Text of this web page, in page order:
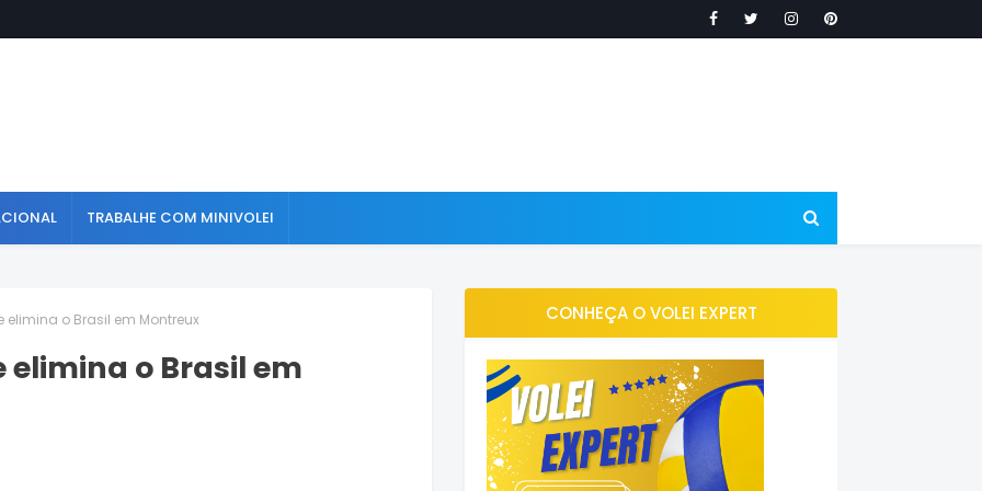
TRABALHE COM MINIVOLEI
o Brasil em Montreux
elimina o Brasil em
CONHEÇA O VOLEI EXPERT